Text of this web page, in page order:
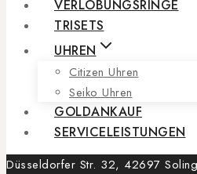
VERLOBUNGSRINGE
TRISETS
UHREN
Citizen Uhren
Seiko Uhren
GOLDANKAUF
SERVICELEISTUNGEN
Düsseldorfer Str. 32, 42697